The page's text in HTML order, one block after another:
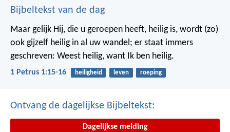
Bijbeltekst van de dag
Maar gelijk Hij, die u geroepen heeft, heilig is, wordt (zo)
ook gijzelf heilig in al uw wandel; er staat immers
geschreven: Weest heilig, want Ik ben heilig.
1 Petrus 1:15-16 heiligheid leven roeping
Ontvang de dagelijkse Bijbeltekst:
Dagelijkse melding